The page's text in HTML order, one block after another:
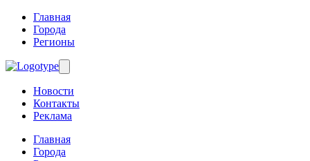
Главная
Города
Регионы
Новости
Контакты
Реклама
Главная
Города